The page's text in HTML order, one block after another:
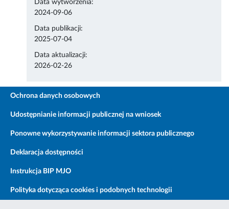
Data wytworzenia:
2024-09-06
Data publikacji:
2025-07-04
Data aktualizacji:
2026-02-26
Ochrona danych osobowych
Udostępnianie informacji publicznej na wniosek
Ponowne wykorzystywanie informacji sektora publicznego
Deklaracja dostępności
Instrukcja BIP MJO
Polityka dotycząca cookies i podobnych technologii